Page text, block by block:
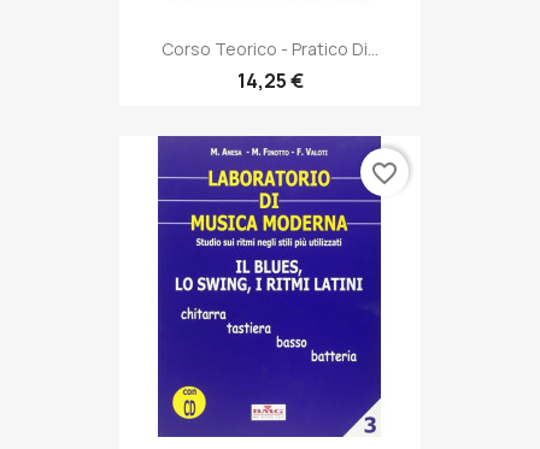
Corso Teorico - Pratico Di...
14,25 €
favorite_border